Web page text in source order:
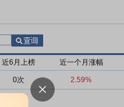
近6月上榜 近一个月涨幅
0次 2.59%